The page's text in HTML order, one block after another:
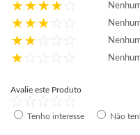
Avalie este Produto
Tenho interesse Não